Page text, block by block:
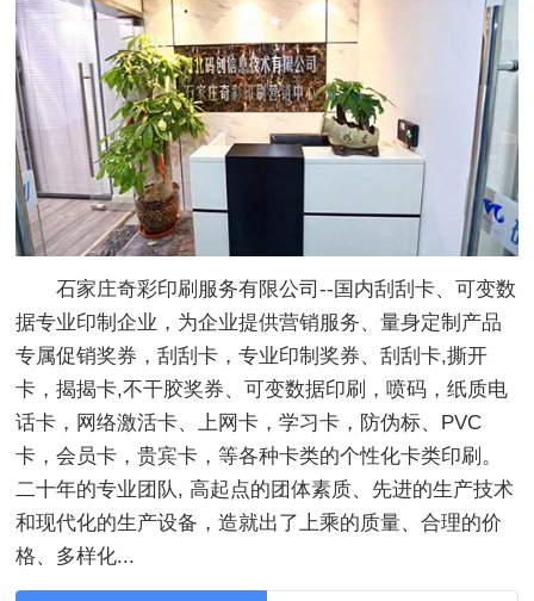
石家庄奇彩印刷服务有限公司--国内刮刮卡、可变数
据专业印制企业，为企业提供营销服务、量身定制产品
专属促销奖券，刮刮卡，专业印制奖券、刮刮卡,撕开
卡，揭揭卡,不干胶奖券、可变数据印刷，喷码，纸质电
话卡，网络激活卡、上网卡，学习卡，防伪标、PVC
卡，会员卡，贵宾卡，等各种卡类的个性化卡类印刷。
二十年的专业团队, 高起点的团体素质、先进的生产技术
和现代化的生产设备，造就出了上乘的质量、合理的价
格、多样化...